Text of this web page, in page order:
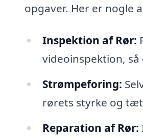
opgaver. Her er nogle
Inspektion af Rør:
videoinspektion,
Strømpeforing:
rørets styrke og
Reparation af Rør: